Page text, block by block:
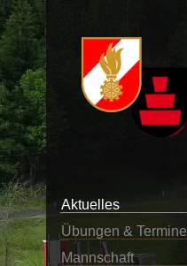
Aktuelles
Übungen & Termine
Mannschaft